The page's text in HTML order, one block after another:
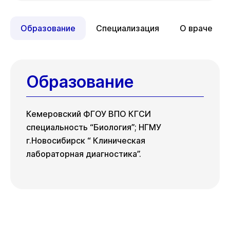
Образование Специализация О враче
Образование
Кемеровский ФГОУ ВПО КГСИ
специальность “Биология”; НГМУ
г.Новосибирск “ Клиническая
лабораторная диагностика”.